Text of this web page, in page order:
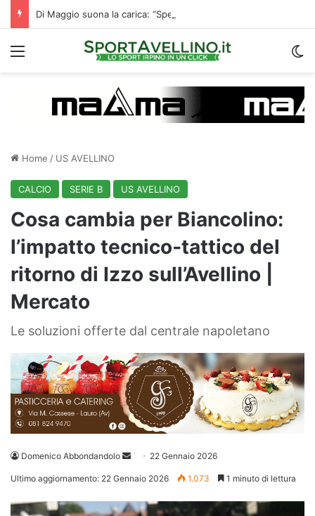
Menu
Home / US AVELLINO
CALCIO SERIE B US AVELLINO
Cosa cambia per Biancolino:
l’impatto tecnico‑tattico del
ritorno di Izzo sull’Avellino |
Mercato
Le soluzioni offerte dal centrale napoletano
Domenico Abbondandolo
Invia 22 Gennaio 2026
Ultimo aggiornamento: 22 Gennaio 2026 1.073 1 minuto di lettura